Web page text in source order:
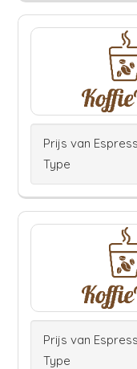
Prijs van
Type
Prijs van
Type